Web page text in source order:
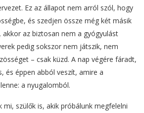
Ez az állapot nem arról szól, hogy
és szedjen össze még két másik
az biztosan nem a gyógyulást
pedig sokszor nem játszik, nem
– csak küzd. A nap végére fáradt,
és éppen abból veszít, amire a
a nyugalomból.
mi, szülők is, akik próbálunk megfelelni